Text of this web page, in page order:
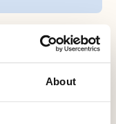
About
Edsilia Rombley,
Ricardo
We zagen veel